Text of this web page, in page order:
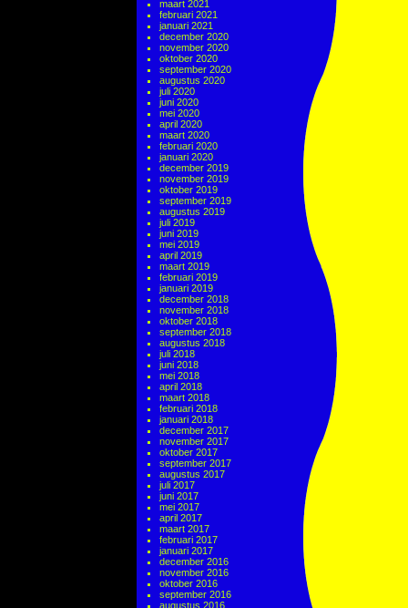
maart 2021
februari 2021
januari 2021
december 2020
november 2020
oktober 2020
september 2020
augustus 2020
juli 2020
juni 2020
mei 2020
april 2020
maart 2020
februari 2020
januari 2020
december 2019
november 2019
oktober 2019
september 2019
augustus 2019
juli 2019
juni 2019
mei 2019
april 2019
maart 2019
februari 2019
januari 2019
december 2018
november 2018
oktober 2018
september 2018
augustus 2018
juli 2018
juni 2018
mei 2018
april 2018
maart 2018
februari 2018
januari 2018
december 2017
november 2017
oktober 2017
september 2017
augustus 2017
juli 2017
juni 2017
mei 2017
april 2017
maart 2017
februari 2017
januari 2017
december 2016
november 2016
oktober 2016
september 2016
augustus 2016